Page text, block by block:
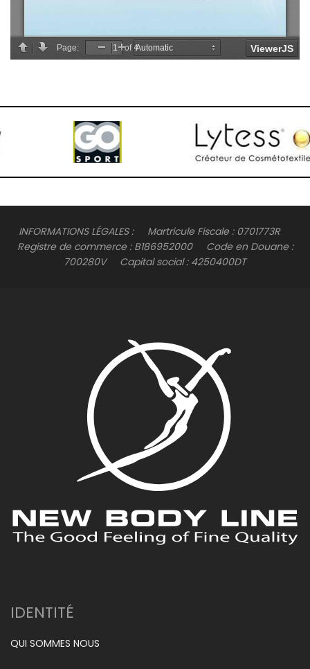
INFORMATIONS LÉGALES : Martricule Fiscale : 0701773R
Registre de commerce : B186952000 Code en Douane :
700280V Capital social : 4250400DT
IDENTITÉ
QUI SOMMES NOUS